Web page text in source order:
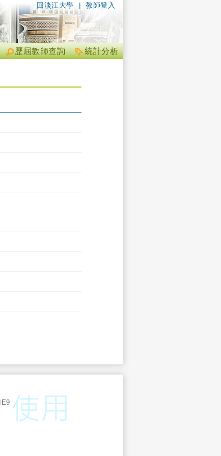
| 教師登入
回淡江大學
統計分析
歷屆教師查詢